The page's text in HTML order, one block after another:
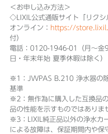
＜お申し込み方法＞
◇LIXIL公式通販サイト「リクシ
オンライン： https://
付）
電話：0120-1946-01（月～金
日・年末年始 夏季休暇は除く）
※1：JWPAS B.210 浄水器の
基準
※2：無作為に購入した互換品
品の性能を示すものではありま
※3：LIXIL純正品以外の浄水カ
による故障は、保証期間内や保